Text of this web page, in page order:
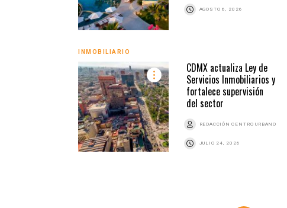
AGOSTO 6, 2026
INMOBILIARIO
CDMX actualiza Ley de
Servicios Inmobiliarios y
fortalece supervisión
del sector
REDACCIÓN CENTRO URBANO
JULIO 24, 2026